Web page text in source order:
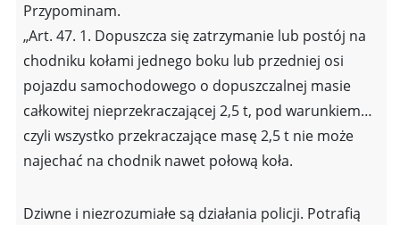
Przypominam.
„Art. 47. 1. Dopuszcza się zatrzymanie lub postój na
chodniku kołami jednego boku lub przedniej osi
pojazdu samochodowego o dopuszczalnej masie
całkowitej nieprzekraczającej 2,5 t, pod warunkiem…
czyli wszystko przekraczające masę 2,5 t nie może
najechać na chodnik nawet połową koła.
Dziwne i niezrozumiałe są działania policji. Potrafią